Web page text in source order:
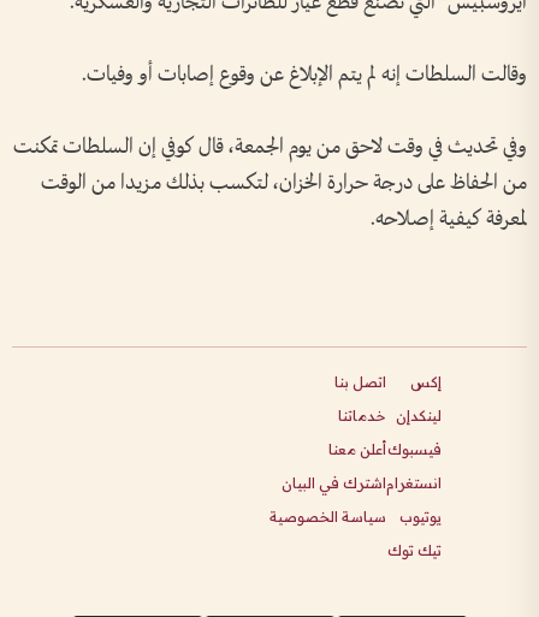
وقالت السلطات إنه لم يتم الإبلاغ عن وقوع إصابات أو وفيات.
وفي تحديث في وقت لاحق من يوم الجمعة، قال كوفي إن السلطات تمكنت
من الحفاظ على درجة حرارة الخزان، لتكسب بذلك مزيدا من الوقت
لمعرفة كيفية إصلاحه.
إكس
لينكدإن
فيسبوك
انستغرام
يوتيوب
تيك توك
اتصل بنا
خدماتنا
أعلن معنا
اشترك في البيان
سياسة الخصوصية